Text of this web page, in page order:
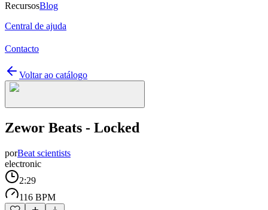
RecursosBlog
Central de ajuda
Contacto
Voltar ao catálogo
Zewor Beats - Locked
porBeat scientists
electronic
2:29
116 BPM